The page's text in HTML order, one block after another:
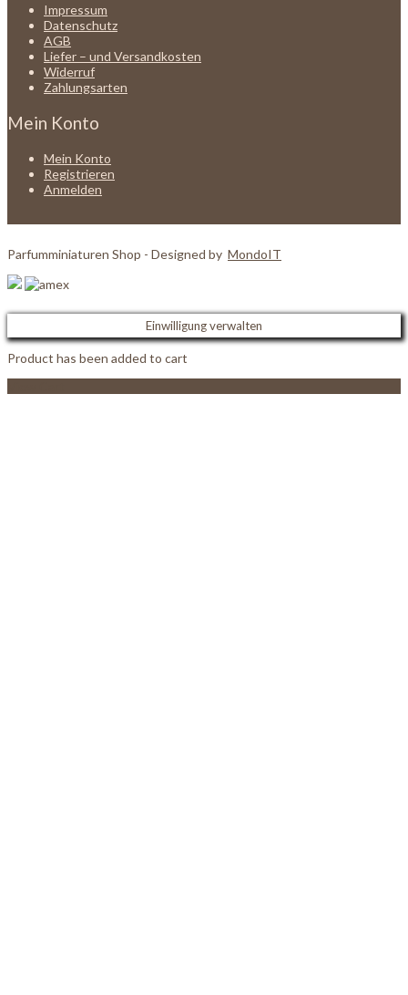
Impressum
Datenschutz
AGB
Liefer – und Versandkosten
Widerruf
Zahlungsarten
Mein Konto
Mein Konto
Registrieren
Anmelden
Parfumminiaturen Shop - Designed by MondoIT
Einwilligung verwalten
Product has been added to cart